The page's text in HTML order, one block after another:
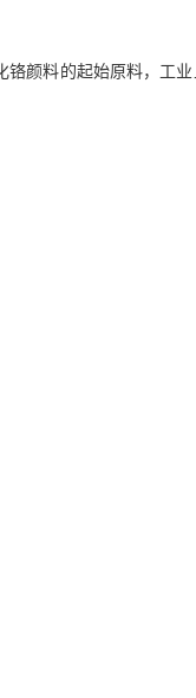
颜料的起始原料，工